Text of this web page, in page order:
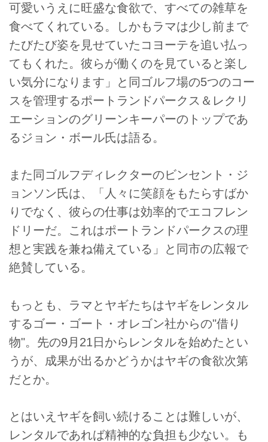
可愛いうえに旺盛な食欲で、すべての雑草を
食べてくれている。しかもラマは少し前まで
たびたび姿を見せていたコヨーテを追い払っ
てもくれた。彼らが働くのを見ていると楽し
い気分になります」と同ゴルフ場の5つのコー
スを管理するポートランドパークス＆レクリ
エーションのグリーンキーパーのトップであ
るジョン・ボール氏は語る。
また同ゴルフディレクターのビンセント・ジ
ョンソン氏は、「人々に笑顔をもたらすばか
りでなく、彼らの仕事は効率的でエコフレン
ドリーだ。これはポートランドパークスの理
想と実践を兼ね備えている」と同市の広報で
絶賛している。
もっとも、ラマとヤギたちはヤギをレンタル
するゴー・ゴート・オレゴン社からの"借り
物"。先の9月21日からレンタルを始めたとい
うが、成果が出るかどうかはヤギの食欲次第
だとか。
とはいえヤギを飼い続けることは難しいが、
レンタルであれば精神的な負担も少ない。も